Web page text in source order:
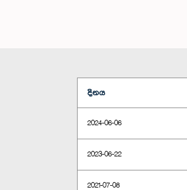
දිනය
2024-06-06
2023-06-22
2021-07-08